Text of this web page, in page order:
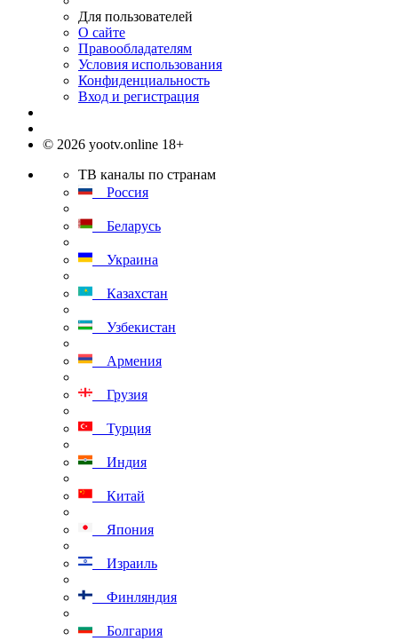
Для пользователей
О сайте
Правообладателям
Условия использования
Конфиденциальность
Вход и регистрация
© 2026 yootv.online 18+
ТВ каналы по странам
Россия
Беларусь
Украина
Казахстан
Узбекистан
Армения
Грузия
Турция
Индия
Китай
Япония
Израиль
Финляндия
Болгария